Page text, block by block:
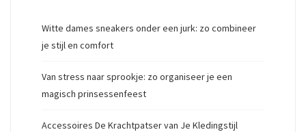
Witte dames sneakers onder een jurk: zo combineer
je stijl en comfort
Van stress naar sprookje: zo organiseer je een
magisch prinsessenfeest
Accessoires De Krachtpatser van Je Kledingstijl